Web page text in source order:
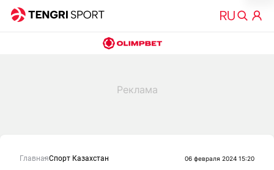
ГлавнаяСпорт Казахстан 06 февраля 2024 15:20